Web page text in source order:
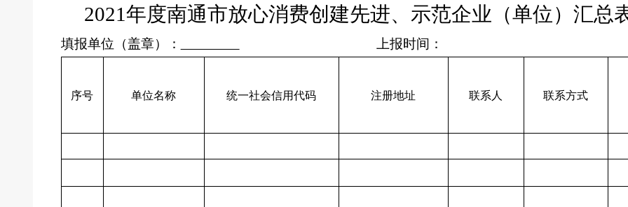
2021年度南通市放心消费创建先进、示范企业（单位）汇总
填报单位 （盖章） ： 上报时间：
序号 单位名称 统一社会信用代码 注册地址 联系人 联系方式